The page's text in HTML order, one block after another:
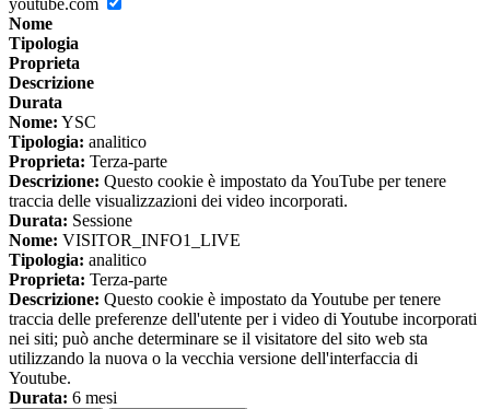
youtube.com
Nome
Tipologia
Proprieta
Descrizione
Durata
Nome: YSC
Tipologia: analitico
Proprieta: Terza-parte
Descrizione: Questo cookie è impostato da YouTube per tenere
traccia delle visualizzazioni dei video incorporati.
Durata: Sessione
Nome: VISITOR_INFO1_LIVE
Tipologia: analitico
Proprieta: Terza-parte
Descrizione: Questo cookie è impostato da Youtube per tenere
traccia delle preferenze dell'utente per i video di Youtube incorporati
nei siti; può anche determinare se il visitatore del sito web sta
utilizzando la nuova o la vecchia versione dell'interfaccia di
Youtube.
Durata: 6 mesi